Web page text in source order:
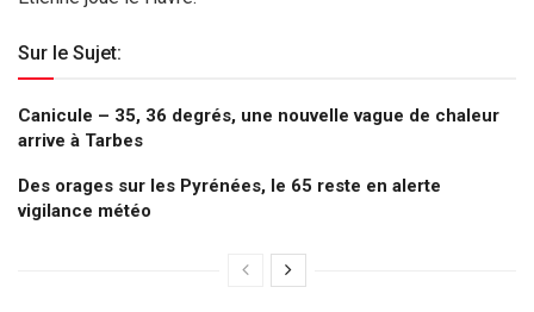
Sur le Sujet:
Canicule – 35, 36 degrés, une nouvelle vague de chaleur
arrive à Tarbes
Des orages sur les Pyrénées, le 65 reste en alerte
vigilance météo